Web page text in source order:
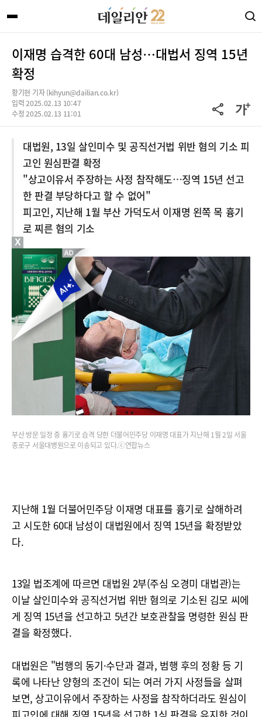
이재명 습격한 60대 남성…대법서 징역 15년
확정
황기현 기자 (kihyun@dailian.co.kr)
입력 2025.02.13 10:47
수정 2025.02.13 11:01
대법원, 13일 살인미수 및 공직선거법 위반 혐의 기소 피
고인 원심판결 확정
"상고이유서 주장하는 사정 참작해도…징역 15년 선고
한 판결 부당하다고 할 수 없어"
피고인, 지난해 1월 부산 가덕도서 이재명 왼쪽 목 흉기
로 찌른 혐의 기소
부산 방문 일정 중 흉기로 습격 당한 더불어민주당 이재명 대표가 지난해 1월 2일 서울
종로구 서울대병원으로 이송되고 있다.ⓒ연합뉴스
지난해 1월 더불어민주당 이재명 대표를 흉기로 살해하려
고 시도한 60대 남성이 대법원에서 징역 15년을 확정받았
다.
13일 법조계에 따르면 대법원 2부(주심 오경미 대법관)는
이날 살인미수와 공직선거법 위반 혐의로 기소된 김모 씨에
게 징역 15년을 선고하고 5년간 보호관찰을 명령한 원심 판
결을 확정했다.
대법원은 "범행의 동기·수단과 결과, 범행 후의 정황 등 기
록에 나타난 양형의 조건이 되는 여러 가지 사정들을 살펴
보면, 상고이유에서 주장하는 사정을 참작하더라도 원심이
X